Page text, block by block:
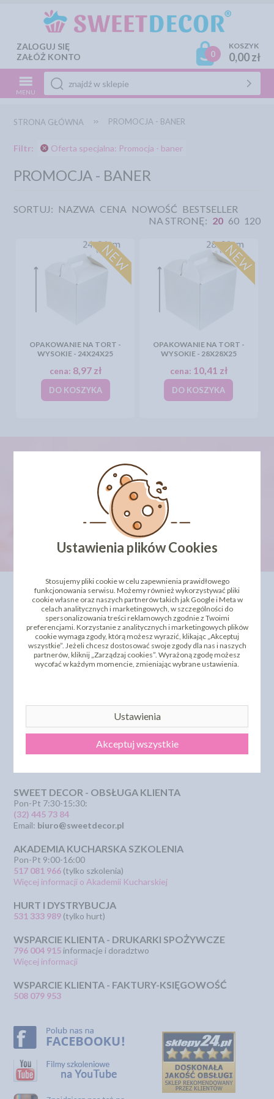
ZALOGUJ SIĘ
ZAŁÓŻ KONTO
0
KOSZYK
0,00 zł
MENU
STRONA GŁÓWNA PROMOCJA - BANER
Filtr: Oferta specjalna: Promocja - baner
PROMOCJA - BANER
SORTUJ: NAZWA CENA NOWOŚĆ BESTSELLER
NA STRONĘ: 20 60 120
OPAKOWANIE NA TORT -
WYSOKIE - 24X24X25
cena: 8,97 zł
DO KOSZYKA
OPAKOWANIE NA TORT -
WYSOKIE - 28X28X25
cena: 10,41 zł
DO KOSZYKA
newsletter
INFORMACJE
Kontakt
Dostawa i koszty wysyłki
Regulamin
Strona główna
Odbiór osobisty
Polityka Prywatności
Certyfikaty i Dokumentacje
KSeF
Pliki pomocy technicznej
OFERTA
Dla Biznesu
Szkolenia i kursy
Bestseller
Polecamy
Sklepy partnerskie
PROMOCJA - krótki termin
SWEET DECOR - OBSŁUGA KLIENTA
Pon-Pt 7:30-15:30:
(32) 445 73 84
Email: biuro@sweetdecor.pl
AKADEMIA KUCHARSKA SZKOLENIA
Pon-Pt 9:00-16:00
517 081 966 (tylko szkolenia)
Więcej informacji o Akademii Kucharskiej
HURT I DYSTRYBUCJA
531 333 989 (tylko hurt)
WSPARCIE KLIENTA - DRUKARKI SPOŻYWCZE
796 004 915 informacje i doradztwo
Więcej informacji
WSPARCIE KLIENTA - FAKTURY-KSIĘGOWOŚĆ
508 079 953
Ustawienia plików Cookies
Stosujemy pliki cookie w celu zapewnienia prawidłowego
funkcjonowania serwisu. Możemy również wykorzystywać pliki
cookie własne oraz naszych partnerów takich jak Google i Meta w
celach analitycznych i marketingowych, w szczególności do
spersonalizowania treści reklamowych zgodnie z Twoimi
preferencjami. Korzystanie z analitycznych i marketingowych plików
cookie wymaga zgody, którą możesz wyrazić, klikając „Akceptuj
wszystkie”. Jeżeli chcesz dostosować swoje zgody dla nas i naszych
partnerów, kliknij „Zarządzaj cookies”. Wyrażoną zgodę możesz
wycofać w każdym momencie, zmieniając wybrane ustawienia.
Ustawienia
Akceptuj wszystkie